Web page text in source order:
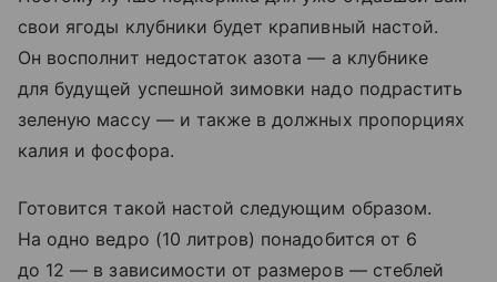
свои ягоды клубники будет крапивный настой.
Он восполнит недостаток азота — а клубнике
для будущей успешной зимовки надо подрастить
зеленую массу — и также в должных пропорциях
калия и фосфора.
Готовится такой настой следующим образом.
На одно ведро (10 литров) понадобится от 6
до 12 — в зависимости от размеров — стеблей